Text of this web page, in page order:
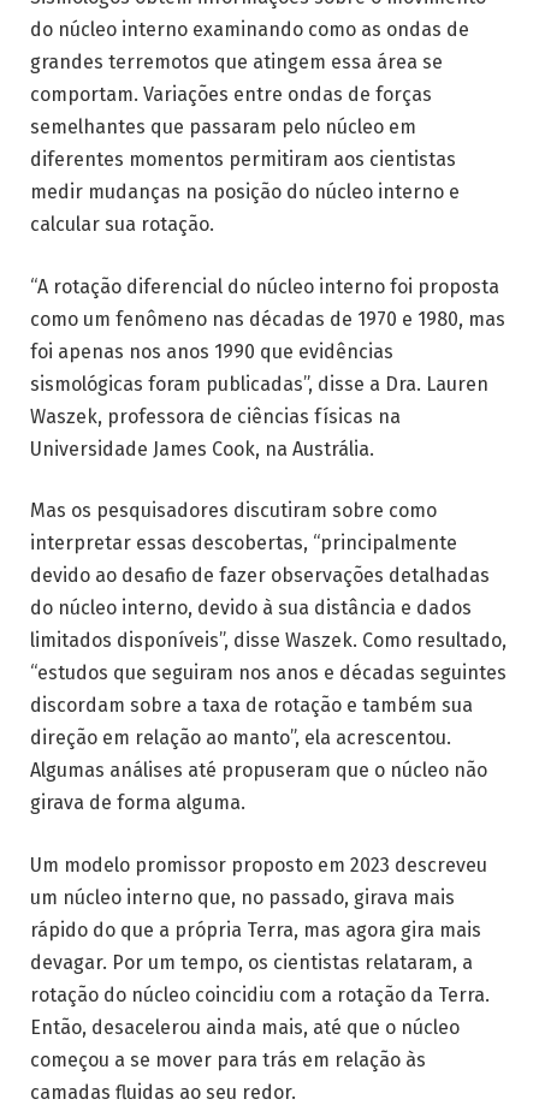
do núcleo interno examinando como as ondas de
grandes terremotos que atingem essa área se
comportam. Variações entre ondas de forças
semelhantes que passaram pelo núcleo em
diferentes momentos permitiram aos cientistas
medir mudanças na posição do núcleo interno e
calcular sua rotação.
“A rotação diferencial do núcleo interno foi proposta
como um fenômeno nas décadas de 1970 e 1980, mas
foi apenas nos anos 1990 que evidências
sismológicas foram publicadas”, disse a Dra. Lauren
Waszek, professora de ciências físicas na
Universidade James Cook, na Austrália.
Mas os pesquisadores discutiram sobre como
interpretar essas descobertas, “principalmente
devido ao desafio de fazer observações detalhadas
do núcleo interno, devido à sua distância e dados
limitados disponíveis”, disse Waszek. Como resultado,
“estudos que seguiram nos anos e décadas seguintes
discordam sobre a taxa de rotação e também sua
direção em relação ao manto”, ela acrescentou.
Algumas análises até propuseram que o núcleo não
girava de forma alguma.
Um modelo promissor proposto em 2023 descreveu
um núcleo interno que, no passado, girava mais
rápido do que a própria Terra, mas agora gira mais
devagar. Por um tempo, os cientistas relataram, a
rotação do núcleo coincidiu com a rotação da Terra.
Então, desacelerou ainda mais, até que o núcleo
começou a se mover para trás em relação às
camadas fluidas ao seu redor.